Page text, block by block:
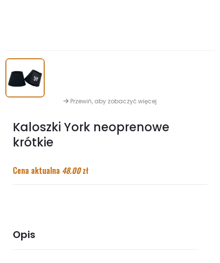
Przewiń, aby zobaczyć więcej
Kaloszki York neoprenowe
krótkie
Cena aktualna 48.00zł
Opis